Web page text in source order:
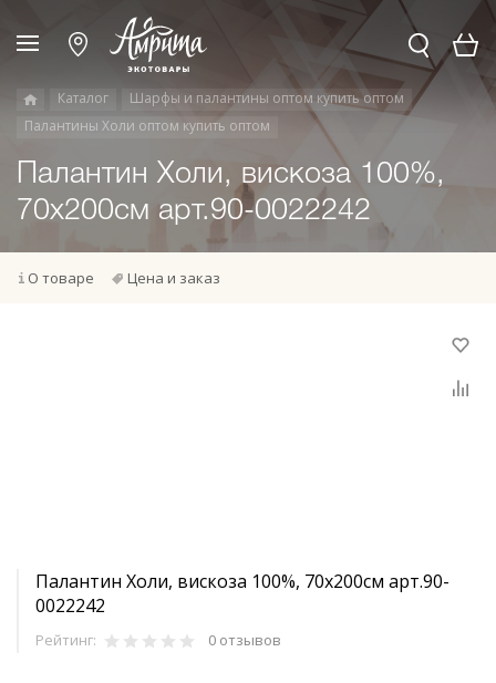
Каталог
Шарфы и палантины оптом купить оптом
Палантины Холи оптом купить оптом
Палантин Холи, вискоза 100%,
70х200см арт.90-0022242
О товаре Цена и заказ
Палантин Холи, вискоза 100%, 70х200см арт.90-
0022242
Рейтинг: 0 отзывов